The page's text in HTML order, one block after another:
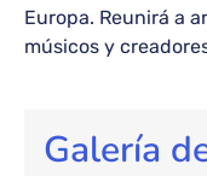
Europa. Reunirá a
músicos y
Galería